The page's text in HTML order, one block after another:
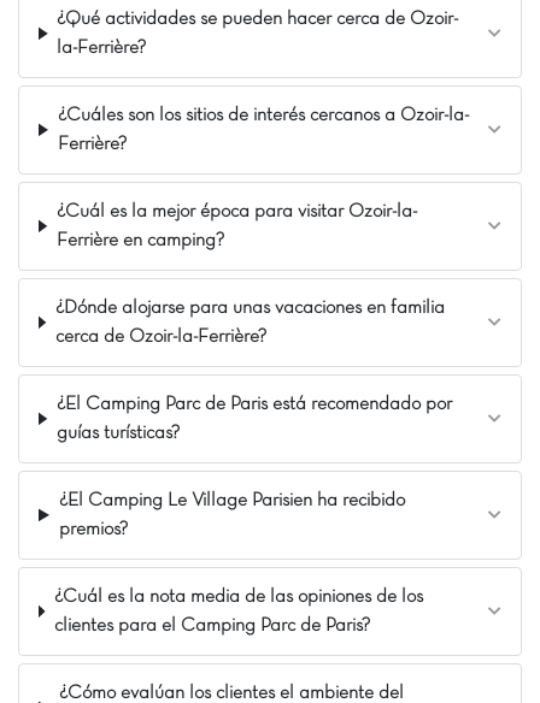
alegre mascota anima sus días!
Explore los tesoros de Île-de-France: la Torre Eiffel y
Palacio de Versalles, el Castillo de Rambouillet (35
km), el Castillo de Fontainebleau y el encantador
pueblo de Barbizon. ¡Relajación y descubrimiento
garantizados! 🌞
La opinión de Carolina
¡Un auténtico soplo de aire fresco a un paso
de París! Situado en el corazón de un precioso
bosque, este lugar ofrece un paréntesis de pura
relajación. Mención especial para la
acuáticos. ¡Un entorno idílico para recargar
energías y disfrutar cada momento con toda la
familia!
Nuestros Extras
Paris a 45km
¿Qué actividades se pueden hacer cerca de Ozoir-
la-Ferrière?
¿Cuáles son los sitios de interés cercanos a Ozoir-la-
Ferrière?
¿Cuál es la mejor época para visitar Ozoir-la-
Ferrière en camping?
¿Dónde alojarse para unas vacaciones en familia
cerca de Ozoir-la-Ferrière?
¿El Camping Parc de Paris está recomendado por
guías turísticas?
¿El Camping Le Village Parisien ha recibido
premios?
¿Cuál es la nota media de las opiniones de los
clientes para el Camping Parc de Paris?
¿Cómo evalúan los clientes el ambiente del